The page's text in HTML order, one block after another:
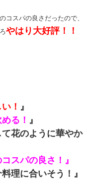
コスパの良さだったので、
やはり大好評！！
！ 』
る！ 』
て花のように華やか
スパの良さ！』
理に合いそう！』